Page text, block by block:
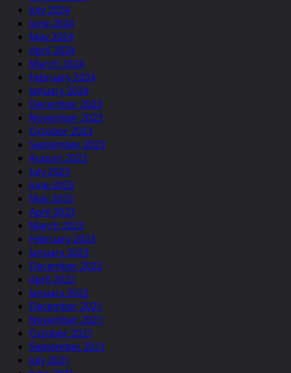
July 2024
June 2024
May 2024
April 2024
March 2024
February 2024
January 2024
December 2023
November 2023
October 2023
September 2023
August 2023
July 2023
June 2023
May 2023
April 2023
March 2023
February 2023
January 2023
December 2022
April 2022
January 2022
December 2021
November 2021
October 2021
September 2021
July 2021